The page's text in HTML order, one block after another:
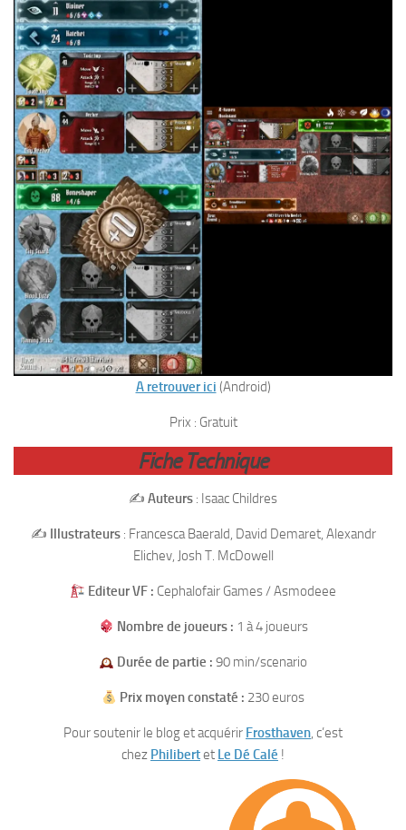
A retrouver ici (Android)
Prix : Gratuit
Fiche Technique
✍️ Auteurs : Isaac Childres
✍️ Illustrateurs: Francesca Baerald, David Demaret, Alexandr
Elichev, Josh T. McDowell
Editeur VF : Cephalofair Games / Asmodeee
Nombre de joueurs : 1 à 4 joueurs
Durée de partie :90 min/scenario
Prix moyen constaté : 230 euros
Pour soutenir le blog et acquérir Frosthaven, c’est
chez Philibertet Le Dé Calé !